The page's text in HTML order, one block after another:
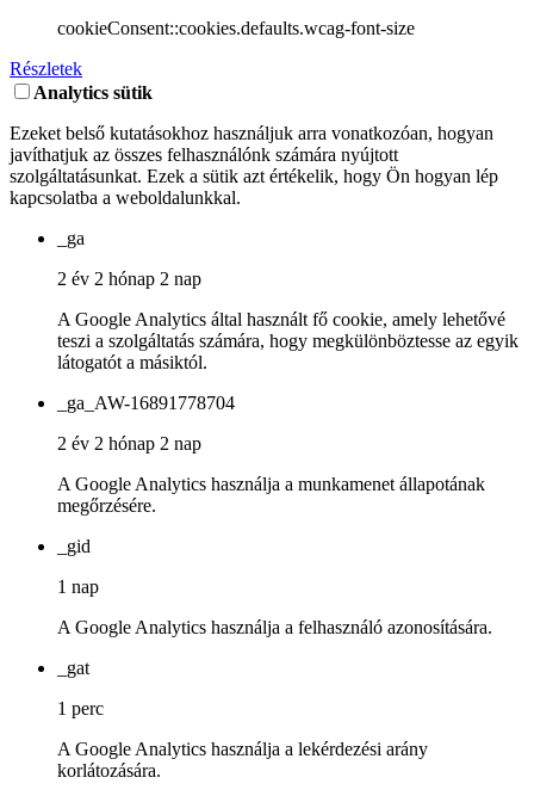
cookieConsent::cookies.defaults.wcag-font-size
Részletek
Analytics sütik
Ezeket belső kutatásokhoz használjuk arra vonatkozóan, hogyan
javíthatjuk az összes felhasználónk számára nyújtott
szolgáltatásunkat. Ezek a sütik azt értékelik, hogy Ön hogyan lép
kapcsolatba a weboldalunkkal.
_ga
2 év 2 hónap 2 nap
A Google Analytics által használt fő cookie, amely lehetővé
teszi a szolgáltatás számára, hogy megkülönböztesse az egyik
látogatót a másiktól.
_ga_AW-16891778704
2 év 2 hónap 2 nap
A Google Analytics használja a munkamenet állapotának
megőrzésére.
_gid
1 nap
A Google Analytics használja a felhasználó azonosítására.
_gat
1 perc
A Google Analytics használja a lekérdezési arány
korlátozására.